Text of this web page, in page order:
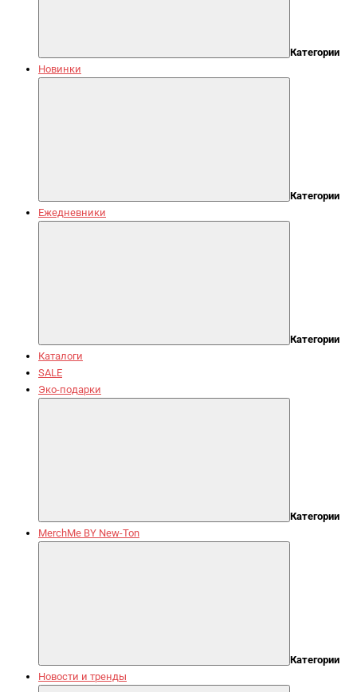
Категории
Новинки
Категории
Ежедневники
Категории
Каталоги
SALE
Эко-подарки
Категории
MerchMe BY New-Ton
Категории
Новости и тренды